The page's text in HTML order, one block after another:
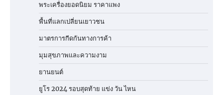
พระเครื่องยอดนิยม ราคาแพง
พื้นที่แลกเปลี่ยนเยาวชน
มาตรการกีดกันทางการค้า
มุมสุขภาพและความงาม
ยานยนต์
ยูโร 2024 รอบสุดท้าย แข่ง วัน ไหน